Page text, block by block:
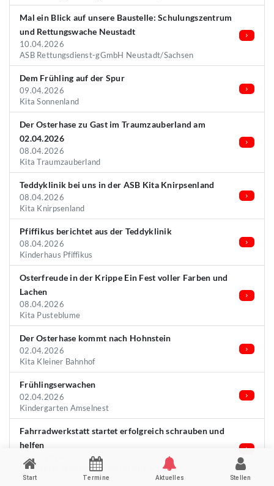
Mal ein Blick auf unsere Baustelle: Schulungszentrum
und Rettungswache Neustadt
10.04.2026
ASB Rettungsdienst-gGmbH Neustadt/Sachsen
Dem Frühling auf der Spur
09.04.2026
Kita Sonnenland
Der Osterhase zu Gast im Traumzauberland am
02.04.2026
08.04.2026
Kita Traumzauberland
Teddyklinik bei uns in der ASB Kita Knirpsenland
08.04.2026
Kita Knirpsenland
Pfiffikus berichtet aus der Teddyklinik
08.04.2026
Kinderhaus Pfiffikus
Osterfreude in der Krippe Ein Fest voller Farben und
Lachen
08.04.2026
Kita Pusteblume
Der Osterhase kommt nach Hohnstein
02.04.2026
Kita Kleiner Bahnhof
Frühlingserwachen
02.04.2026
Kindergarten Amselnest
Fahrradwerkstatt startet erfolgreich schrauben und
helfen
02.04.2026
Mehrgenerationenhaus Sächsische Schweiz
Start Termine Aktuelles Stellen